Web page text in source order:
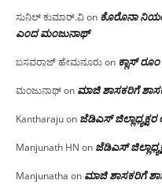
ಸುನಿಲ್ ಕುಮಾರ್.ವಿon ಕೊರೊನಾ
ಎಂದ ಮಂಜು‌ನಾಥ್
ಬಸವರಾಜ್ ಹೇಮನೂರುon ಕ್ಲಾಸ್
ಮಂಜುನಾಥ್on ಮಾಜಿ ಶಾಸಕರಿಗೆ
Kantharajuon ಜೆಡಿಎಸ್
Manjunath HN on ಜೆಡಿಎಸ್
Manjunatha on ಮಾಜಿ ಶಾಸಕರಿಗೆ